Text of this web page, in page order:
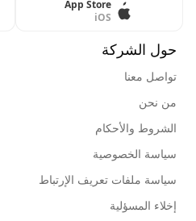
App Store
iOS
حول الشركة
تواصل معنا
من نحن
الشروط والأحكام
سياسة الخصوصية
سياسة ملفات تعريف الإرتباط
إخلاء المسؤلية